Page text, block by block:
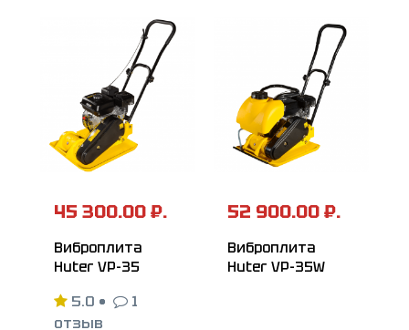
45 300.00 ₽.
Виброплита
Huter VP-35
5.0 •
1
отзыв
52 900.00 ₽.
Виброплита
Huter VP-35W